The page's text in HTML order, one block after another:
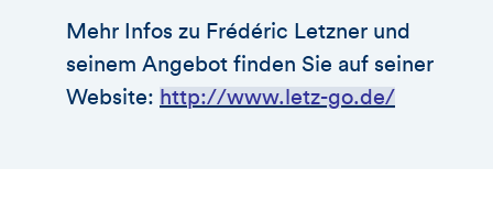
Mehr Infos zu Frédéric Letzner und
seinem Angebot finden Sie auf seiner
Website: http://www.letz-go.de/